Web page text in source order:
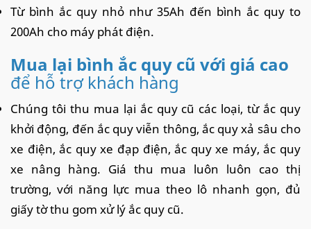
Từ bình ắc quy nhỏ như 35Ah đến bình ắc quy to
200Ah cho máy phát điện.
Mua lại bình ắc quy cũ với giá cao
để hỗ trợ khách hàng
Chúng tôi thu mua lại ắc quy cũ các loại, từ ắc quy
khởi động, đến ắc quy viễn thông, ắc quy xả sâu cho
xe điện, ắc quy xe đạp điện, ắc quy xe máy, ắc quy
xe nâng hàng. Giá thu mua luôn luôn cao thị
trường, với năng lực mua theo lô nhanh gọn, đủ
giấy tờ thu gom xử lý ắc quy cũ.